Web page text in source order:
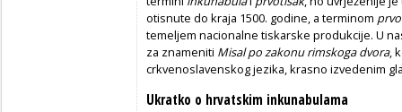
otisnute do kraja 1500. godine, a terminom
temeljem nacionalne tiskarske produkcije. U
za znameniti Misal po zakonu rimskoga dvora,
crkvenoslavenskog jezika, krasno izvedenim
Ukratko o hrvatskim inkunabulama